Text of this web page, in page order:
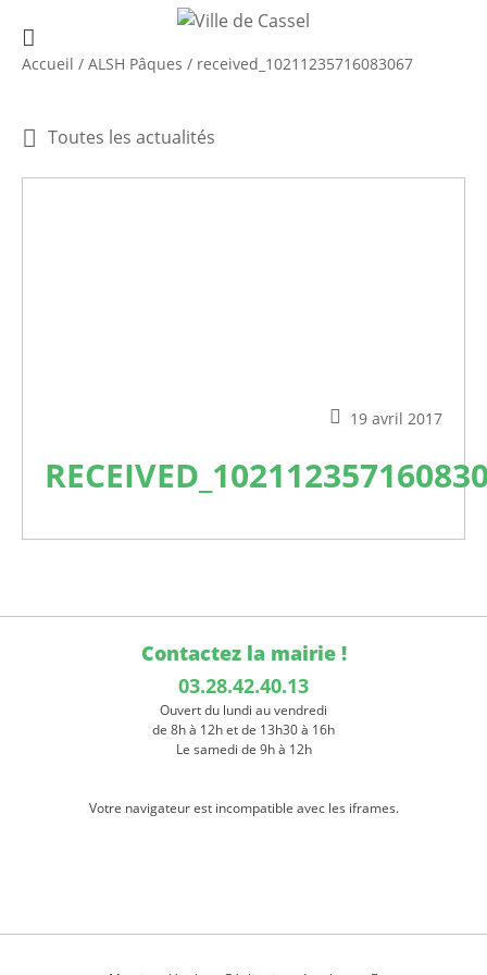
Accueil / ALSH Pâques / received_10211235716083067
Toutes les actualités
19 avril 2017
Contactez la mairie !
03.28.42.40.13
Ouvert du lundi au vendredi
de 8h à 12h et de 13h30 à 16h
Le samedi de 9h à 12h
Votre navigateur est incompatible avec les iframes.